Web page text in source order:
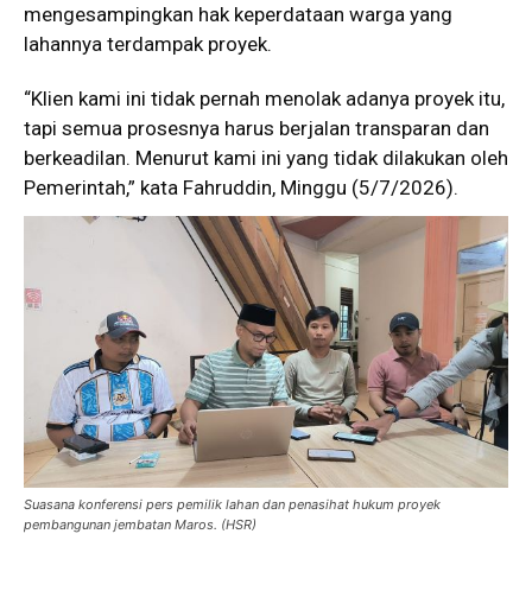
mengesampingkan hak keperdataan warga yang
lahannya terdampak proyek.
“Klien kami ini tidak pernah menolak adanya proyek itu,
tapi semua prosesnya harus berjalan transparan dan
berkeadilan. Menurut kami ini yang tidak dilakukan oleh
Pemerintah,” kata Fahruddin, Minggu (5/7/2026).
Suasana konferensi pers pemilik lahan dan penasihat hukum proyek
pembangunan jembatan Maros. (HSR)